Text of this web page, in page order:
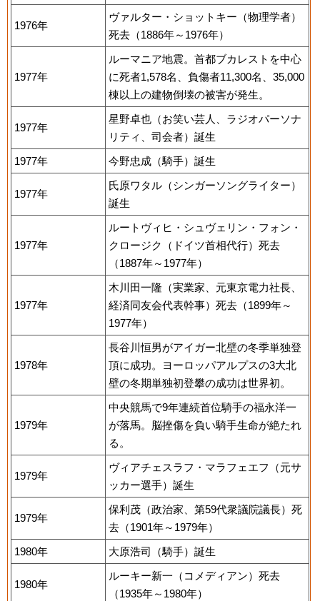
1976年
ヴァルター・ショットキー（物理学者）
死去（1886年～1976年）
1977年
ルーマニア地震。首都ブカレストを中心
に死者1,578名、負傷者11,300名、35,000
棟以上の建物倒壊の被害が発生。
1977年
星野卓也（お笑い芸人、ラジオパーソナ
リティ、司会者）誕生
1977年
今野忠成（騎手）誕生
1977年
氏原ワタル（シンガーソングライター）
誕生
1977年
ルートヴィヒ・シュヴェリン・フォン・
クロージク（ドイツ首相代行）死去
（1887年～1977年）
1977年
木川田一隆（実業家、元東京電力社長、
経済同友会代表幹事）死去（1899年～
1977年）
1978年
長谷川恒男がアイガー北壁の冬季単独登
頂に成功。ヨーロッパアルプスの3大北
壁の冬期単独初登攀の成功は世界初。
1979年
中央競馬で9年連続首位騎手の福永洋一
が落馬。脳挫傷を負い騎手生命が絶たれ
る。
1979年
ヴィアチェスラフ・マラフェエフ（元サ
ッカー選手）誕生
1979年
保利茂（政治家、第59代衆議院議長）死
去（1901年～1979年）
1980年
大原浩司（騎手）誕生
1980年
ルーキー新一（コメディアン）死去
（1935年～1980年）